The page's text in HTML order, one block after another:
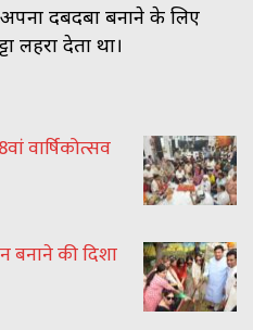
दबदबा बनाने के लिए
लहरा देता था।
वार्षिकोत्सव
बनाने की दिशा